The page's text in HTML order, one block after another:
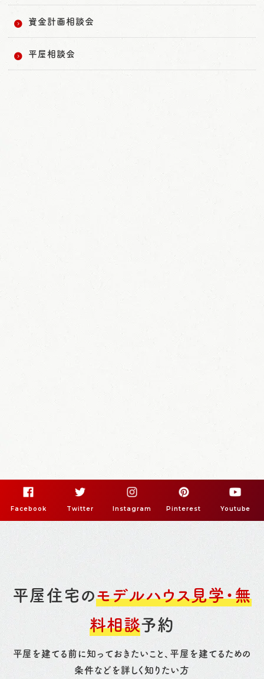
資金計画相談会
平屋相談会
Facebook Twitter Instagram Pinterest Youtube
平屋住宅のモデルハウス見学・無
料相談予約
平屋を建てる前に知っておきたいこと、平屋を建てるための
条件などを詳しく知りたい方